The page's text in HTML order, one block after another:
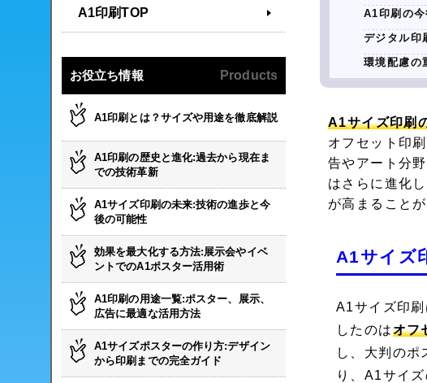
A1印刷の今
デジタル印
環境配慮の
A1サイズ印刷
オフセット印
告やアート分
はさらに進化
が高まること
A1サイズ
A1サイズ印
したのはオフ
し、大判のポ
り、A1サイ
A1印刷TOP
お役立ち情報 Products
A1印刷とは？サイズや用途を徹底解説
A1印刷の歴史と進化:過去から現在ま
での技術革新
A1サイズ印刷の未来:技術の進歩と今
後の可能性
効果を最大化する方法:展示会やイベ
ントでのA1ポスター活用術
A1印刷の用途一覧:ポスター、展示、
広告に最適な活用方法
A1サイズポスターの作り方:デザイン
から印刷までの完全ガイド